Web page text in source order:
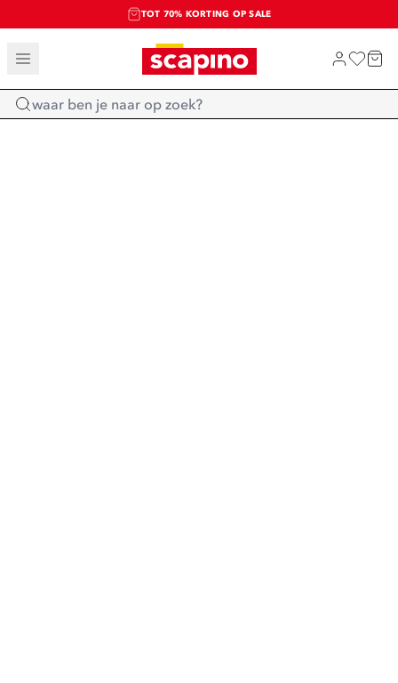
TOT 70% KORTING OP SALE
SALE: LAATSTE KANS!
SHOP NIEUW
Home